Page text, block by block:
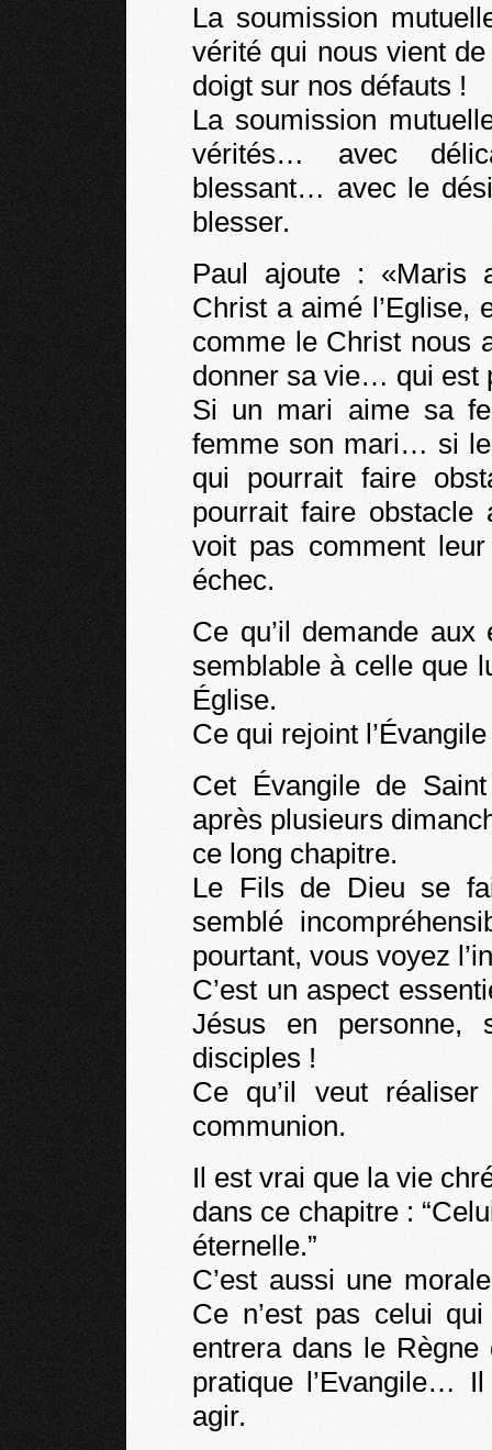
La soumission
vérité qui nous vient
doigt sur nos défauts !
La soumission
vérités… avec
blessant… avec le
blesser.
Paul ajoute : «Maris
Christ a aimé l’Eglise,
comme le Christ nous
donner sa vie… qui est
Si un mari aime sa
femme son mari… si
qui pourrait faire
pourrait faire
voit pas comment
échec.
Ce qu’il demande
semblable à celle que
Église.
Ce qui rejoint
Cet Évangile de
après plusieurs
ce long chapitre.
Le Fils de Dieu se
semblé
pourtant, vous voyez
C’est un aspect
Jésus en personne,
disciples !
Ce qu’il veut
communion.
Il est vrai que la vie
dans ce chapitre :
éternelle.”
C’est aussi une
Ce n’est pas celui
entrera dans le
pratique l’Evangile…
agir.